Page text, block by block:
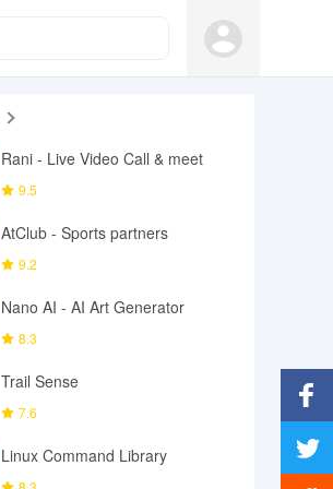
Rani - Live Video Call & meet
9.5
AtClub - Sports partners
9.2
Nano AI - AI Art Generator
8.3
Trail Sense
7.6
Linux Command Library